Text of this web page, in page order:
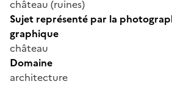
château (ruines)
Sujet représenté par la
graphique
château
Domaine
architecture